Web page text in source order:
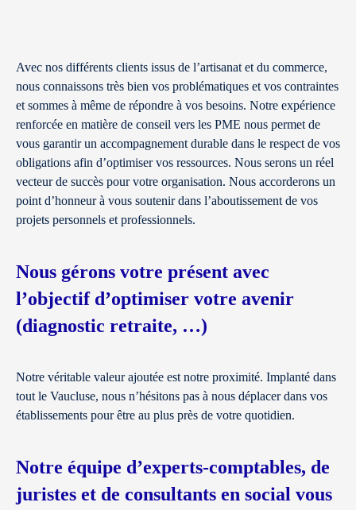
Avec nos différents clients issus de l’artisanat et du commerce,
nous connaissons très bien vos problématiques et vos contraintes
et sommes à même de répondre à vos besoins. Notre expérience
renforcée en matière de conseil vers les PME nous permet de
vous garantir un accompagnement durable dans le respect de vos
obligations afin d’optimiser vos ressources. Nous serons un réel
vecteur de succès pour votre organisation. Nous accorderons un
point d’honneur à vous soutenir dans l’aboutissement de vos
projets personnels et professionnels.
Nous gérons votre présent avec
l’objectif d’optimiser votre avenir
(diagnostic retraite, …)
Notre véritable valeur ajoutée est notre proximité. Implanté dans
tout le Vaucluse, nous n’hésitons pas à nous déplacer dans vos
établissements pour être au plus près de votre quotidien.
Notre équipe d’experts-comptables, de
juristes et de consultants en social vous